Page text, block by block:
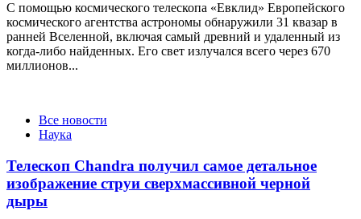
С помощью космического телескопа «Евклид» Европейского
космического агентства астрономы обнаружили 31 квазар в
ранней Вселенной, включая самый древний и удаленный из
когда-либо найденных. Его свет излучался всего через 670
миллионов...
КатегорииВсе новости
Наука
Телескоп Chandra получил самое детальное
изображение струи сверхмассивной черной
дыры